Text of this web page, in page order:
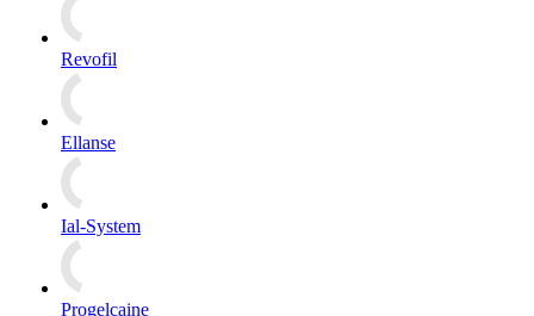
Revofil
Ellanse
Ial-System
Progelcaine